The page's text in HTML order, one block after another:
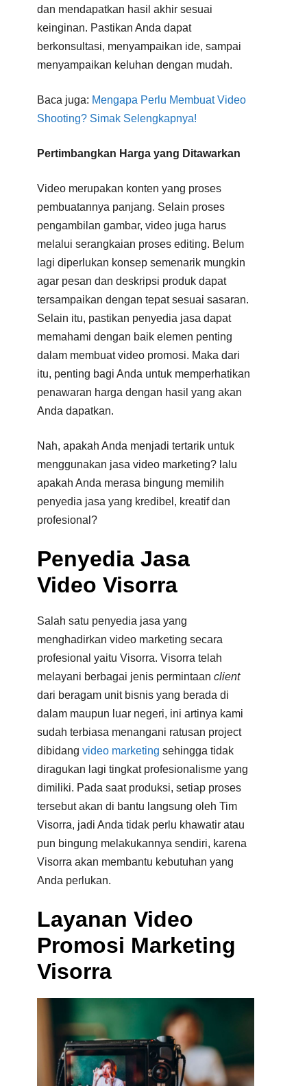
dan mendapatkan hasil akhir sesuai
keinginan. Pastikan Anda dapat
berkonsultasi, menyampaikan ide, sampai
menyampaikan keluhan dengan mudah.
Baca juga: Mengapa Perlu Membuat Video
Shooting? Simak Selengkapnya!
Pertimbangkan Harga yang Ditawarkan
Video merupakan konten yang proses
pembuatannya panjang. Selain proses
pengambilan gambar, video juga harus
melalui serangkaian proses editing. Belum
lagi diperlukan konsep semenarik mungkin
agar pesan dan deskripsi produk dapat
tersampaikan dengan tepat sesuai sasaran.
Selain itu, pastikan penyedia jasa dapat
memahami dengan baik elemen penting
dalam membuat video promosi. Maka dari
itu, penting bagi Anda untuk memperhatikan
penawaran harga dengan hasil yang akan
Anda dapatkan.
Nah, apakah Anda menjadi tertarik untuk
menggunakan jasa video marketing? lalu
apakah Anda merasa bingung memilih
penyedia jasa yang kredibel, kreatif dan
profesional?
Penyedia Jasa
Video Visorra
Salah satu penyedia jasa yang
menghadirkan video marketing secara
profesional yaitu Visorra. Visorra telah
melayani berbagai jenis permintaanclient
dari beragam unit bisnis yang berada di
dalam maupun luar negeri, ini artinya kami
sudah terbiasa menangani ratusan project
dibidangvideo marketing sehingga tidak
diragukan lagi tingkat profesionalisme yang
dimiliki. Pada saat produksi, setiap proses
tersebut akan di bantu langsung oleh Tim
Visorra, jadi Anda tidak perlu khawatir atau
pun bingung melakukannya sendiri, karena
Visorra akan membantu kebutuhan yang
Anda perlukan.
Layanan Video
Promosi Marketing
Visorra